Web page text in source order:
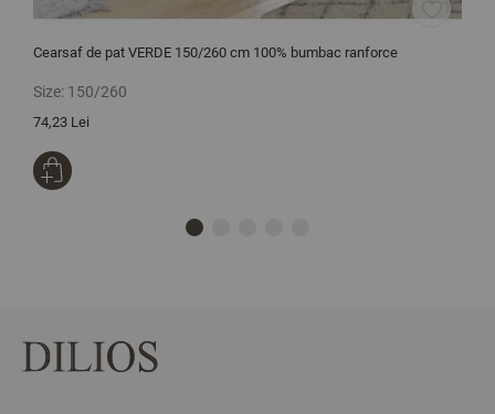
Cearsaf de pat VERDE 150/260 cm 100% bumbac ranforce
Size: 150/260
74,23 Lei